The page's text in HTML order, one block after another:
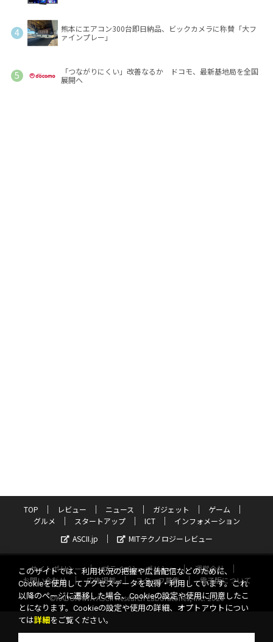
熊本にエアコン300台即日納品、ビックカメラに称賛「大フ
ァインプレー」
「つながりにくい」改善なるか ドコモ、最新基地局を全国
展開へ
TOP レビュー ニュース ガジェット
ゲーム
グルメ
スタートアップ ICT
インフォメーション
ASCII.jp
MITテクノロジーレビュー
サイトポリシー プライバシーポリシー
運営会社
お問い合わせ
広告掲載 スタッフ募集
電子版について
©KADOKAWA ASCII Research Laboratories, Inc. 2026
このサイトでは、利用状況の把握や広告配信などのために、
Cookieを使用してアクセスデータを取得・利用しています。これ
以降のページに遷移した場合、Cookieの設定や使用に同意したこ
とになります。Cookieの設定や使用の詳細、オプトアウトについ
ては詳細 をご覧ください。